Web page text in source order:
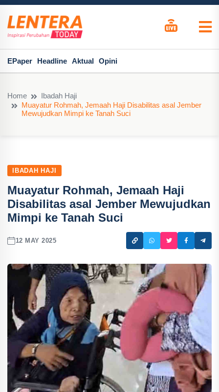
EPaper Headline Aktual Opini
Home
Ibadah Haji
Muayatur Rohmah, Jemaah Haji Disabilitas asal Jember
Mewujudkan Mimpi ke Tanah Suci
IBADAH HAJI
Muayatur Rohmah, Jemaah Haji
Disabilitas asal Jember Mewujudkan
Mimpi ke Tanah Suci
12 MAY 2025